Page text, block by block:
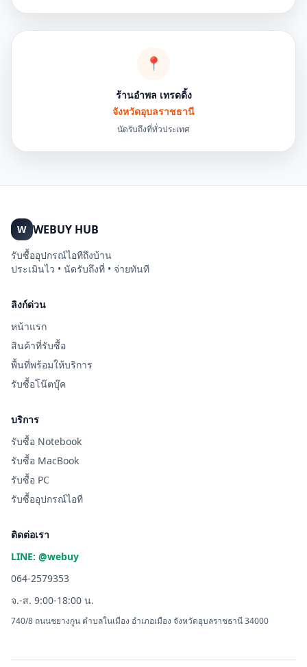
📍
ร้านอำพล เทรดดิ้ง
จังหวัดอุบลราชธานี
นัดรับถึงที่ทั่วประเทศ
W WEBUY HUB
รับซื้ออุปกรณ์ไอทีถึงบ้าน
ประเมินไว • นัดรับถึงที่ • จ่ายทันที
ลิงก์ด่วน
หน้าแรก
สินค้าที่รับซื้อ
พื้นที่พร้อมให้บริการ
รับซื้อโน๊ตบุ๊ค
บริการ
รับซื้อ Notebook
รับซื้อ MacBook
รับซื้อ PC
รับซื้ออุปกรณ์ไอที
ติดต่อเรา
LINE: @webuy
064-2579353
จ.-ส. 9:00-18:00 น.
740/8 ถนนชยางกูน ตำบลในเมือง อำเภอเมือง จังหวัดอุบลราชธานี 34000